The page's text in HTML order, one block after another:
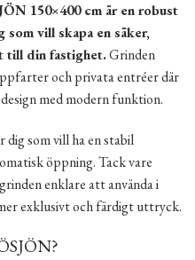
150×400 cm är en robust
vill skapa en säker,
till din fastighet.Grinden
och privata entréer där
med modern funktion.
som vill ha en stabil
öppning. Tack vare
enklare att använda i
exklusivt och färdigt uttryck.